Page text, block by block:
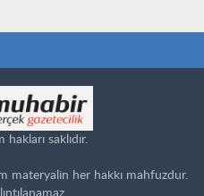
saklıdır.
materyalin her hakkı mahfuzdur.